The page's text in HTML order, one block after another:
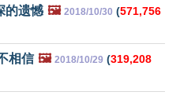
的遗憾 🖼️ 2018/10/30 (571,756
相信 🖼️ 2018/10/29 (319,208